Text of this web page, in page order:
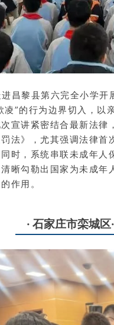
昌黎县第六完全小学开
凌”的行为边界切入，
宣讲紧密结合最新法律
法》，尤其强调法律首
时，系统串联未成年人
晰勾勒出国家为未成年
作用。
· 石家庄市栾城区·